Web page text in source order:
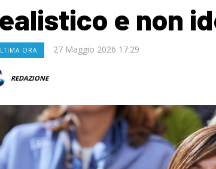
e non
ORA 27 Maggio 2026 17:29
REDAZIONE